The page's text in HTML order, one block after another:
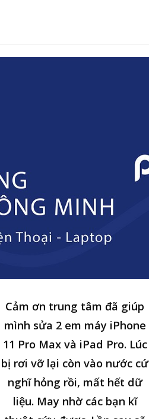
Cảm ơn trung tâm đã giúp
mình sửa 2 em máy iPhone
11 Pro Max và iPad Pro. Lúc
bị rơi vỡ lại còn vào nước cứ
nghĩ hỏng rồi, mất hết dữ
liệu. May nhờ các bạn kĩ